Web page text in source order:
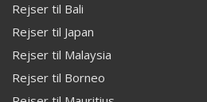
Rejser til Bali
Rejser til Japan
Rejser til Malaysia
Rejser til Borneo